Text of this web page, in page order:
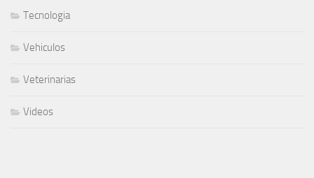
Tecnologia
Vehiculos
Veterinarias
Videos